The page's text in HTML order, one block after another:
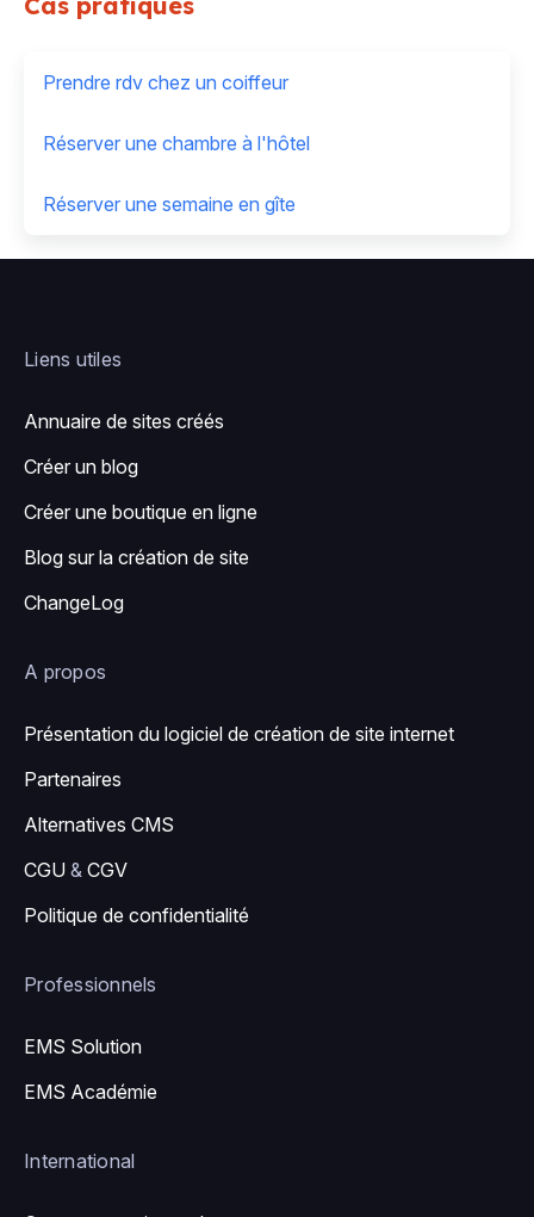
Prendre rdv chez un coiffeur
Réserver une chambre à l'hôtel
Réserver une semaine en gîte
Liens utiles
Annuaire de sites créés
Créer un blog
Créer une boutique en ligne
Blog sur la création de site
ChangeLog
A propos
Présentation du logiciel de création de site internet
Partenaires
Alternatives CMS
CGU & CGV
Politique de confidentialité
Professionnels
EMS Solution
EMS Académie
International